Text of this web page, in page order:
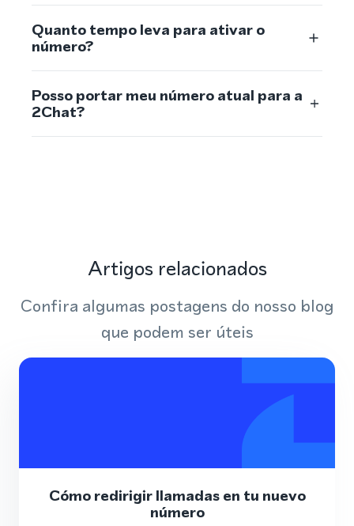
Quanto tempo leva para ativar o
número?
Posso portar meu número atual para a
2Chat?
Artigos relacionados
Confira algumas postagens do nosso blog
que podem ser úteis
Cómo redirigir llamadas en tu nuevo
número